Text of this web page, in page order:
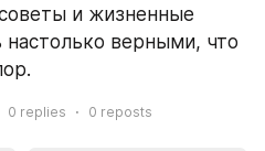
и жизненные
настолько верными, что
0 replies 0 reposts